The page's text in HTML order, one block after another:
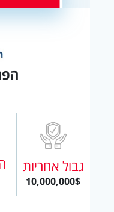
גבול אחריות
10,000,000$